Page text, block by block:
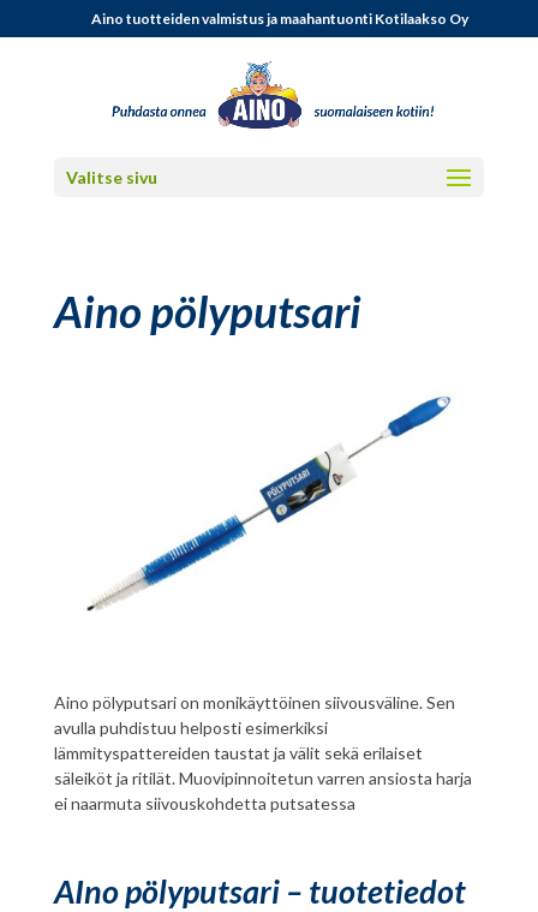
Aino tuotteiden valmistus ja maahantuonti Kotilaakso Oy
Valitse sivu
Aino pölyputsari
Aino pölyputsari on monikäyttöinen siivousväline. Sen
avulla puhdistuu helposti esimerkiksi
lämmityspattereiden taustat ja välit sekä erilaiset
säleiköt ja ritilät. Muovipinnoitetun varren ansiosta harja
ei naarmuta siivouskohdetta putsatessa
AIno pölyputsari – tuotetiedot